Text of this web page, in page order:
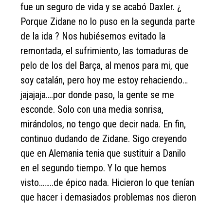
fue un seguro de vida y se acabó Daxler. ¿
Porque Zidane no lo puso en la segunda parte
de la ida ? Nos hubiésemos evitado la
remontada, el sufrimiento, las tomaduras de
pelo de los del Barça, al menos para mi, que
soy catalán, pero hoy me estoy rehaciendo…
jajajaja….por donde paso, la gente se me
esconde. Solo con una media sonrisa,
mirándolos, no tengo que decir nada. En fin,
continuo dudando de Zidane. Sigo creyendo
que en Alemania tenia que sustituir a Danilo
en el segundo tiempo. Y lo que hemos
visto……..de épico nada. Hicieron lo que tenían
que hacer i demasiados problemas nos dieron